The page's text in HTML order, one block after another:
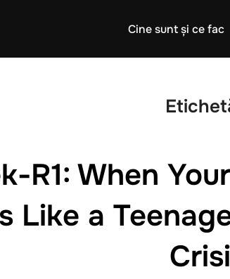
Cine sunt și ce fac
R1: When
Like a